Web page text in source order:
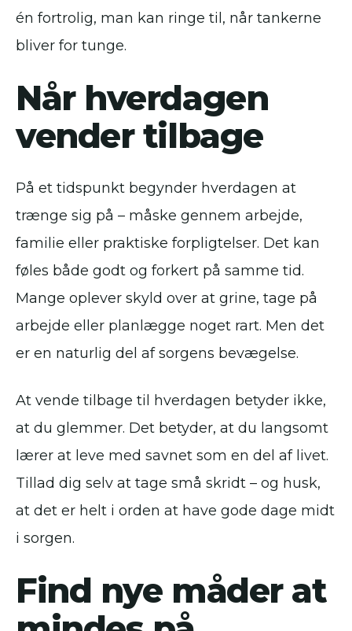
én fortrolig, man kan ringe til, når tankerne
bliver for tunge.
Når hverdagen
vender tilbage
På et tidspunkt begynder hverdagen at
trænge sig på – måske gennem arbejde,
familie eller praktiske forpligtelser. Det kan
føles både godt og forkert på samme tid.
Mange oplever skyld over at grine, tage på
arbejde eller planlægge noget rart. Men det
er en naturlig del af sorgens bevægelse.
At vende tilbage til hverdagen betyder ikke,
at du glemmer. Det betyder, at du langsomt
lærer at leve med savnet som en del af livet.
Tillad dig selv at tage små skridt – og husk,
at det er helt i orden at have gode dage midt
i sorgen.
Find nye måder at